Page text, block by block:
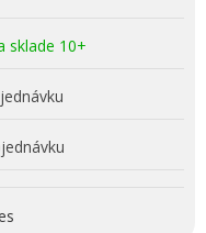
sklade 10+